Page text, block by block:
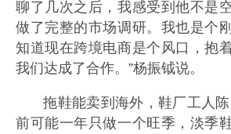
聊了几次之后，我感受到他不是
做了完整的市场调研。我也是个
知道现在跨境电商是个风口，抱
我们达成了合作。”杨振钺说。
拖鞋能卖到海外，鞋厂工人
前可能一年只做一个旺季，淡季